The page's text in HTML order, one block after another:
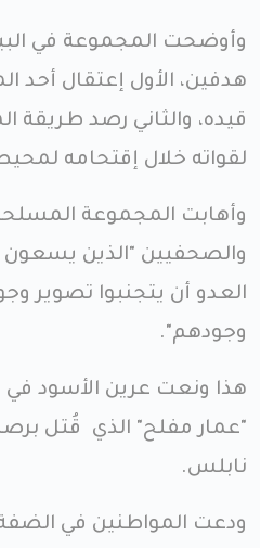
وأوضحت المجموعة في
هدفين، الأول إعتقال أحد
قيده، والثاني رصد طريقة
لقواته خلال إقتحامه
وأهابت المجموعة
والصحفيين "الذين يسعون
العدو أن يتجنبوا تصوير
وجودهم".
هذا ونعت عرين الأسود في
"عمار مفلح" الذي قُتل
نابلس.
ودعت المواطنين في الضفة